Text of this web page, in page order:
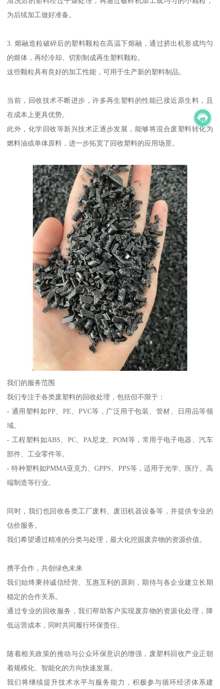
为后续加工做好准备。
3. 熔融造粒破碎后的塑料颗粒在高温下熔融，通过挤出机形成均匀
的熔体，再经冷却、切割制成再生塑料颗粒。
这些颗粒具有良好的加工性能，可用于生产新的塑料制品。
当前，回收技术不断进步，许多再生塑料的性能已接近原生料，且
在成本上更具优势。
此外，化学回收等新兴技术正逐步发展，能够将混合废塑料转化为
燃料油或单体原料，进一步拓宽了回收塑料的应用场景。
我们的服务范围
我们专注于各类废塑料的回收处理，包括但不限于：
- 通用塑料如PP、PE、PVC等，广泛用于包装、管材、日用品等领
域。
- 工程塑料如ABS、PC、PA尼龙、POM等，常用于电子电器、汽车
部件、工业零件等。
- 特种塑料如PMMA亚克力、GPPS、PPS等，适用于光学、医疗、高
端制造等行业。
同时，我们也回收各类工厂废料、废旧机器设备等，并提供专业的
估价服务。
我们希望通过精准的分类与处理，最大化挖掘废弃物的资源价值。
携手合作，共创绿色未来
我们始终秉持诚信经营、互惠互利的原则，期待与各企业建立长期
稳定的合作关系。
通过专业的回收服务，我们帮助客户实现废弃物的资源化处理，降
低运营成本，同时共同履行环保责任。
随着相关政策的推动与公众环保意识的增强，废塑料回收产业正朝
着规模化、智能化的方向快速发展。
我们将继续提升技术水平与服务能力，积极参与循环经济体系建